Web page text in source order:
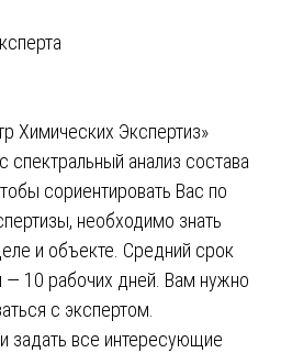
Химических Экспертиз»
спектральный анализ состава
сориентировать Вас по
необходимо знать
и объекте. Средний срок
— 10 рабочих дней. Вам нужно
с экспертом.
задать все интересующие